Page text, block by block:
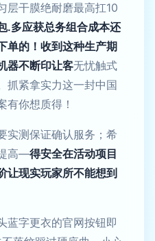
层干膜绝耐磨最高扛10
.多应获总务组合成本还
单的！收到这种生产期
器不断印让客无忧触式
抓紧拿实力这一封中国
有你想质得！
实测保证确认服务；希
高—得安全在活动项目
让现实玩家所不能想到
蓝字更衣的官网按钮即